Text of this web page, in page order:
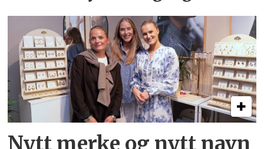
Nytt merke og nytt navn